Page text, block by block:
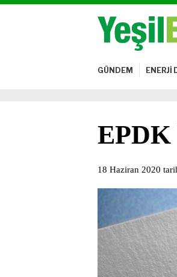
GÜNDEM ENERJİ
EPDK
18 Haziran 2020